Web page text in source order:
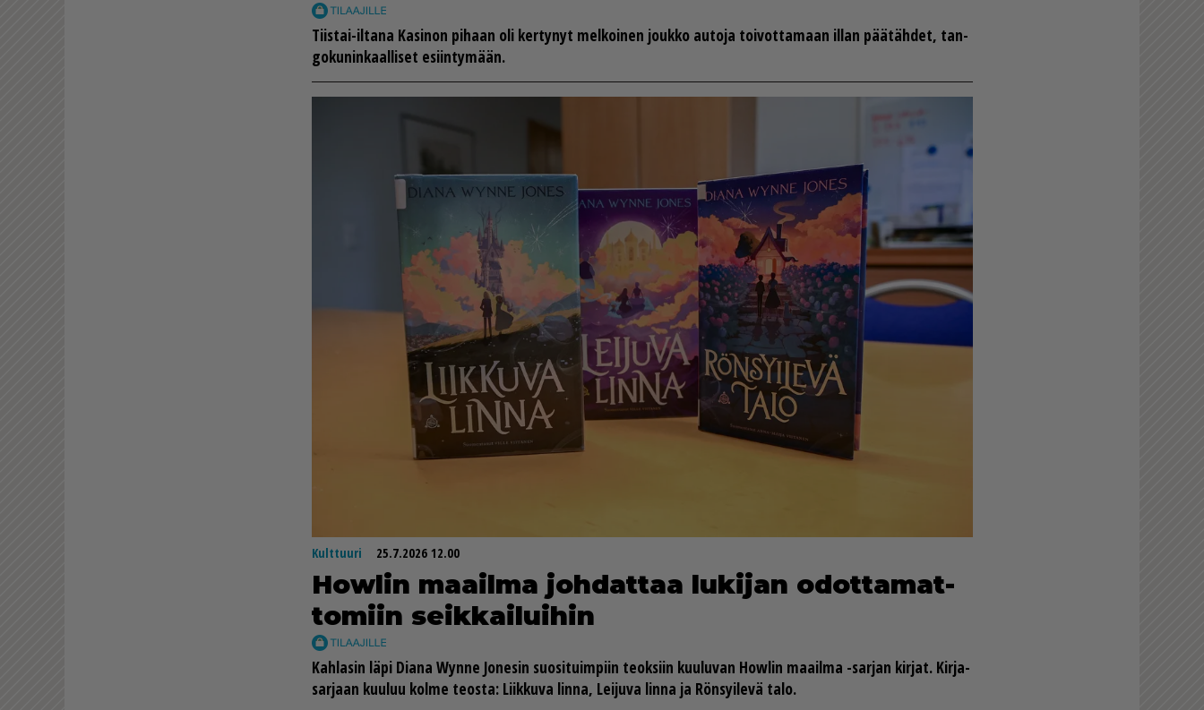
Tiis­tai-il­ta­na Ka­si­non pi­haan oli ker­ty­nyt mel­koi­nen jouk­ko au­to­ja toi­vot­ta­maan il­lan pää­täh­det, tan­
go­ku­nin­kaal­li­set esiin­ty­mään.
Kulttuuri 25.7.2026 12.00
How­lin maa­il­ma joh­dat­taa lu­ki­jan odot­ta­mat­
to­miin seik­kai­lui­hin
Kah­la­sin läpi Di­a­na Wyn­ne Jo­ne­sin suo­si­tuim­piin te­ok­siin kuu­lu­van How­lin maa­il­ma -sar­jan kir­jat. Kir­ja­
sar­jaan kuu­luu kol­me te­os­ta: Liik­ku­va lin­na, Lei­ju­va lin­na ja Rön­syi­le­vä talo.